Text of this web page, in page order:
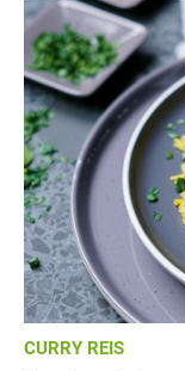
CURRY REIS